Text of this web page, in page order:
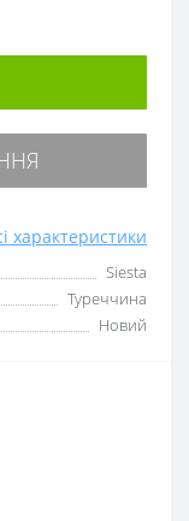
характеристики
Siesta
Туреччина
Новий